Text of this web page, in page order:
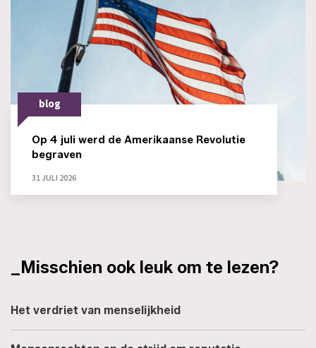
blog
Op 4 juli werd de Amerikaanse Revolutie
begraven
31 JULI 2026
_Misschien ook leuk om te lezen?
Het verdriet van menselijkheid